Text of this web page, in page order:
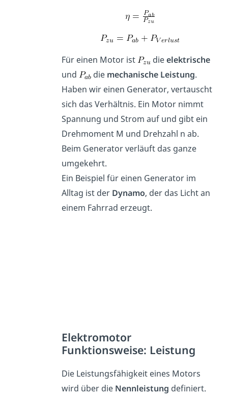
Für einen Motor ist dieelektrische
und
die mechanische Leistung.
Haben wir einen Generator, vertauscht
sich das Verhältnis. Ein Motor nimmt
Spannung und Strom auf und gibt ein
Drehmoment M und Drehzahl n ab.
Beim Generator verläuft das ganze
umgekehrt.
Ein Beispiel für einen Generator im
Alltag ist der Dynamo, der das Licht an
einem Fahrrad erzeugt.
Elektromotor
Funktionsweise: Leistung
Die Leistungsfähigkeit eines Motors
wird über die Nennleistung definiert.